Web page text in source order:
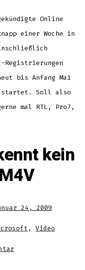
Beta
Stadium
Online
einer Woche in
Registrierungen
bis Anfang Mai
startet. Soll also
mal RTL, Pro7,
kein
24, 2009
, Video
Windows